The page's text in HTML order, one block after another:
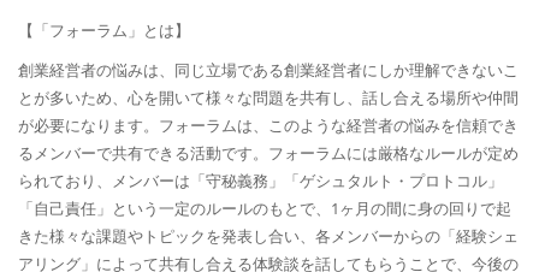
【「フォーラム」とは】
創業経営者の悩みは、同じ立場である創業経営者にしか理解できないこ
とが多いため、心を開いて様々な問題を共有し、話し合える場所や仲間
が必要になります。フォーラムは、このような経営者の悩みを信頼でき
るメンバーで共有できる活動です。フォーラムには厳格なルールが定め
られており、メンバーは「守秘義務」「ゲシュタルト・プロトコル」
「自己責任」という一定のルールのもとで、1ヶ月の間に身の回りで起
きた様々な課題やトピックを発表し合い、各メンバーからの「経験シェ
アリング」によって共有し合える体験談を話してもらうことで、今後の